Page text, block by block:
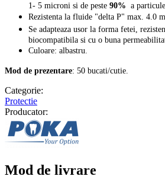
1- 5 microni si de peste 90% a
Rezistenta la fluide "delta P" max. 4.0
Se adapteaza usor la forma fetei,
biocompatibila si cu o buna
Culoare: albastru.
Mod de prezentare: 50 bucati/cutie.
Categorie:
Protectie
Producator:
Mod de livrare